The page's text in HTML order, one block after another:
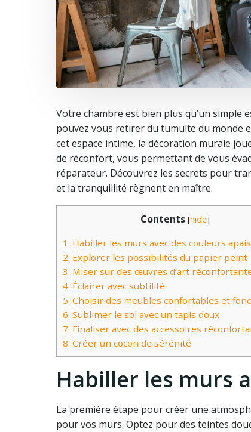
Votre chambre est bien plus qu’un simple
pouvez vous retirer du tumulte du monde
cet espace intime, la décoration murale
de réconfort, vous permettant de vous
réparateur. Découvrez les secrets pour
et la tranquillité règnent en maître.
Contents [hide]
1. Habiller les murs avec des couleurs
2. Explorer les possibilités du papier peint
3. Miser sur des œuvres d’art
4. Éclairer avec subtilité
5. Choisir des meubles confortables et
6. Sublimer le sol avec un tapis doux
7. Finaliser avec des accessoires
8. Créer un cocon de sérénité
Habiller les murs
La première étape pour créer une
pour vos murs. Optez pour des teintes